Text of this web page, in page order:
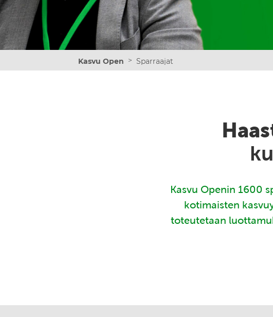
Kasvu Open > Sparraajat
Kasvu Openin 1600
kotimaisten
toteutetaan